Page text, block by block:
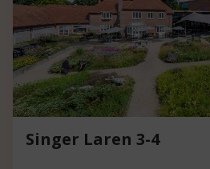
Singer Laren 3-4